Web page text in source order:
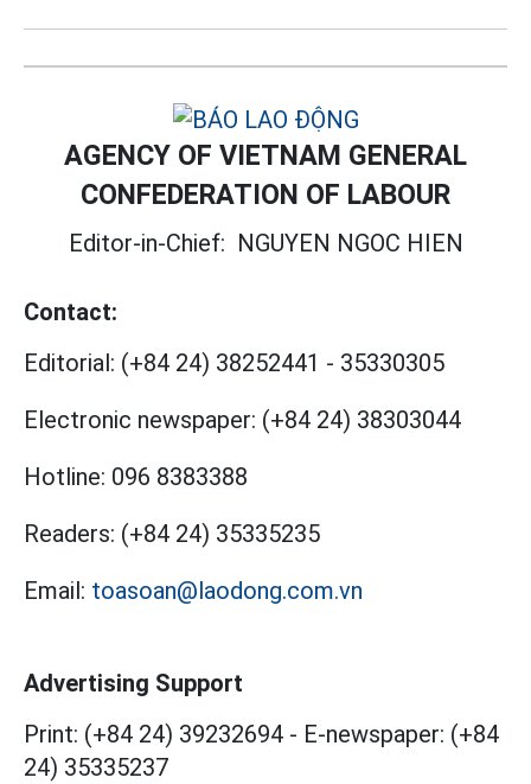
AGENCY OF VIETNAM GENERAL
CONFEDERATION OF LABOUR
Editor-in-Chief: NGUYEN NGOC HIEN
Contact:
Editorial: (+84 24) 38252441 - 35330305
Electronic newspaper: (+84 24) 38303044
Hotline: 096 8383388
Readers: (+84 24) 35335235
Email: toasoan@laodong.com.vn
Advertising Support
Print: (+84 24) 39232694 - E-newspaper: (+84
24) 35335237